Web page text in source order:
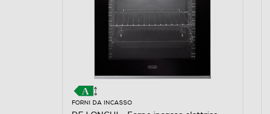
FORNI DA INCASSO